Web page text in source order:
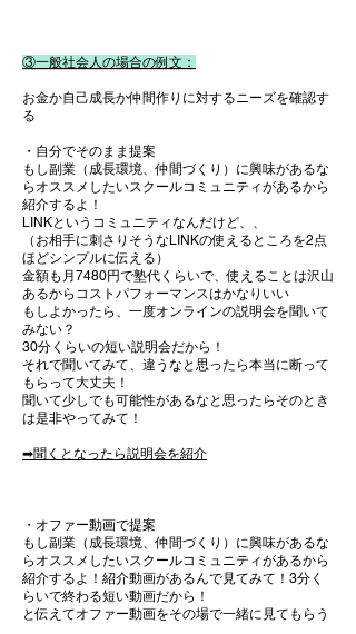
③一般社会人の場合の例文：
お金か自己成長か仲間作りに対するニーズを確認す
る
・自分でそのまま提案
もし副業（成長環境、仲間づくり）に興味があるな
らオススメしたいスクールコミュニティがあるから
紹介するよ！
LINKというコミュニティなんだけど、、
（お相手に刺さりそうなLINKの使えるところを2点
ほどシンプルに伝える）​
金額も月7480円で塾代くらいで、使えることは沢山
あるからコストパフォーマンスはかなりいい
もしよかったら、一度オンラインの説明会を聞いて
みない？
30分くらいの短い説明会だから！​
それで聞いてみて、違うなと思ったら本当に断って
もらって大丈夫！
聞いて少しでも可能性があるなと思ったらそのとき
は是非やってみて！
​➡聞くとなったら説明会を紹介
・オファー動画で提案
もし副業（成長環境、仲間づくり）に興味があるな
らオススメしたいスクールコミュニティがあるから
紹介するよ！紹介動画があるんで見てみて！3分く
らいで終わる短い動画だから！
と伝えてオファー動画をその場で一緒に見てもらう​​